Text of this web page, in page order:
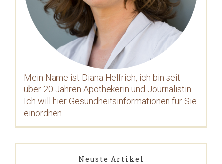
Mein Name ist Diana Helfrich, ich bin seit
über 20 Jahren Apothekerin und Journalistin.
Ich will hier Gesundheitsinformationen für Sie
einordnen...
Neuste Artikel